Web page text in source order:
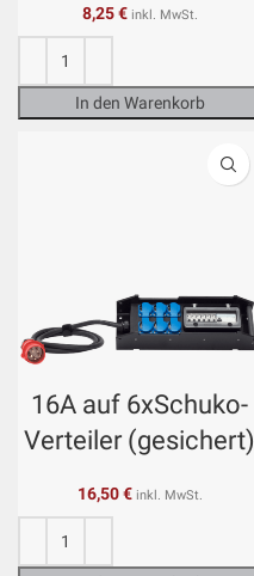
8,25€ inkl. MwSt.
In den Warenkorb
16A auf 6xSchuko-
Verteiler (gesichert)
16,50€ inkl. MwSt.